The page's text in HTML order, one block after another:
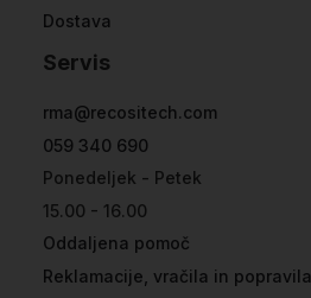
Dostava
Servis
rma@recositech.com
059 340 690
Ponedeljek - Petek
15.00 - 16.00
Oddaljena pomoč
Reklamacije, vračila in popravila